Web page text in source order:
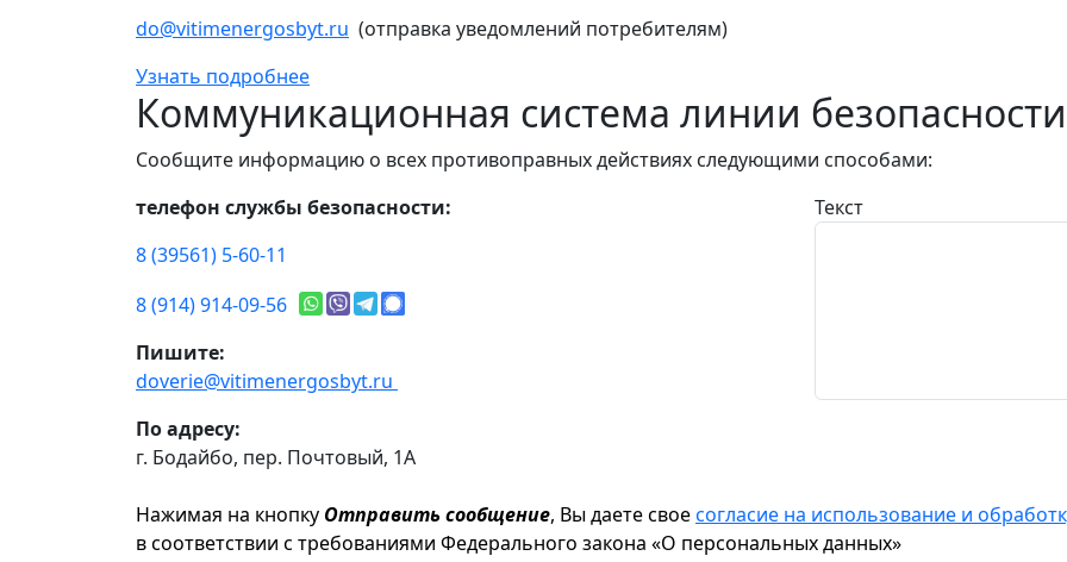
do@vitimenergosbyt.ru (отправка уведомлений потребителям)
Узнать подробнее
Коммуникационная система линии безопасности
Сообщите информацию о всех противоправных действиях следующими способами:
телефон службы безопасности:
8 (39561) 5-60-11
8 (914) 914-09-56
Пишите:
doverie@vitimenergosbyt.ru
По адресу:
г. Бодайбо, пер. Почтовый, 1А
Текст
Нажимая на кнопку Отправить сообщение, Вы даете своесогласие на использование и
в соответствии с требованиями Федерального закона «О персональных данных»